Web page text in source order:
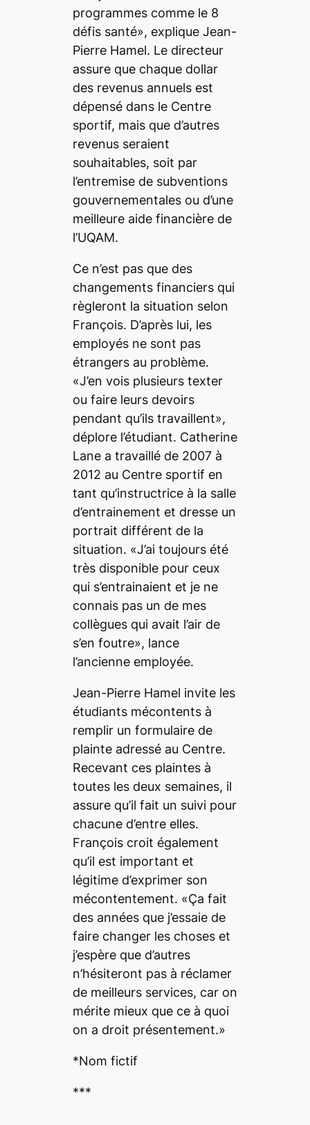
programmes comme le 8
défis santé», explique Jean-
Pierre Hamel. Le directeur
assure que chaque dollar
des revenus annuels est
dépensé dans le Centre
sportif, mais que d’autres
revenus seraient
souhaitables, soit par
l’entremise de subventions
gouvernementales ou d’une
meilleure aide financière de
l’UQAM.
Ce n’est pas que des
changements financiers qui
règleront la situation selon
François. D’après lui, les
employés ne sont pas
étrangers au problème.
«J’en vois plusieurs texter
ou faire leurs devoirs
pendant qu’ils travaillent»,
déplore l’étudiant. Catherine
Lane a travaillé de 2007 à
2012 au Centre sportif en
tant qu’instructrice à la salle
d’entrainement et dresse un
portrait différent de la
situation. «J’ai toujours été
très disponible pour ceux
qui s’entrainaient et je ne
connais pas un de mes
collègues qui avait l’air de
s’en foutre», lance
l’ancienne employée.
Jean-Pierre Hamel invite les
étudiants mécontents à
remplir un formulaire de
plainte adressé au Centre.
Recevant ces plaintes à
toutes les deux semaines, il
assure qu’il fait un suivi pour
chacune d’entre elles.
François croit également
qu’il est important et
légitime d’exprimer son
mécontentement. «Ça fait
des années que j’essaie de
faire changer les choses et
j’espère que d’autres
n’hésiteront pas à réclamer
de meilleurs services, car on
mérite mieux que ce à quoi
on a droit présentement.»
*Nom fictif
***